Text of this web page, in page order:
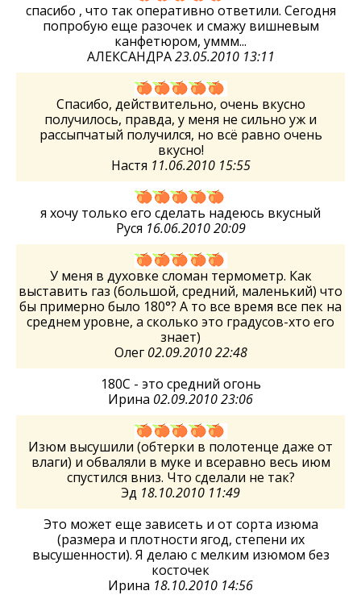
спасибо , что так оперативно ответили. Сегодня
попробую еще разочек и смажу вишневым
канфетюром, уммм...
АЛЕКСАНДРА23.05.2010 13:11
Спасибо, действительно, очень вкусно
получилось, правда, у меня не сильно уж и
рассыпчатый получился, но всё равно очень
вкусно!
Настя 11.06.2010 15:55
я хочу только его сделать надеюсь вкусный
Руся 16.06.2010 20:09
У меня в духовке сломан термометр. Как
выставить газ (большой, средний, маленький) что
бы примерно было 180°? А то все время все пек на
среднем уровне, а сколько это градусов-хто его
знает)
Олег 02.09.2010 22:48
180C - это средний огонь
Ирина 02.09.2010 23:06
Изюм высушили (обтерки в полотенце даже от
влаги) и обваляли в муке и всеравно весь июм
спустился вниз. Что сделали не так?
Эд 18.10.2010 11:49
Это может еще зависеть и от сорта изюма
(размера и плотности ягод, степени их
высушенности). Я делаю с мелким изюмом без
косточек
Ирина 18.10.2010 14:56